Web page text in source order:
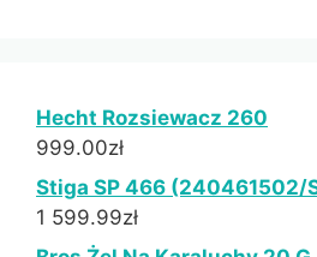
Hecht Rozsiewacz 260
999.00zł
Stiga SP 466 (240461502/
1 599.99zł